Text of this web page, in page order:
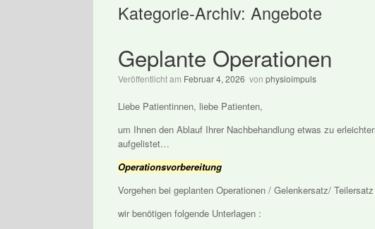
Kategorie-Archiv: Angebote
Geplante Operationen
Veröffentlicht am Februar 4, 2026 von physioimpuls
Liebe Patientinnen, liebe Patienten,
um Ihnen den Ablauf Ihrer Nachbehandlung etwas zu
aufgelistet…
Operationsvorbereitung
Vorgehen bei geplanten Operationen / Gelenkersatz/ Teilersatz
wir benötigen folgende Unterlagen :